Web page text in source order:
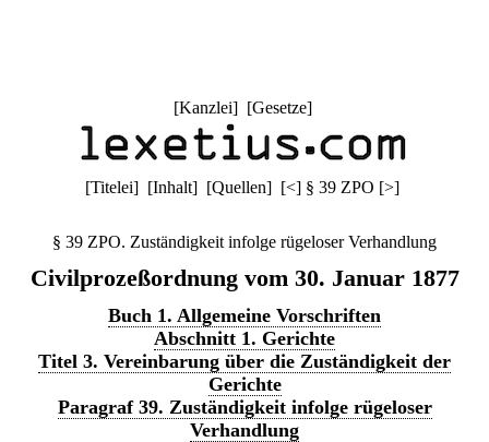
[Kanzlei] [Gesetze]
[Titelei] [Inhalt] [Quellen] [<] § 39 ZPO [>]
§ 39 ZPO. Zuständigkeit infolge rügeloser Verhandlung
Civilprozeßordnung vom 30. Januar 1877
Buch 1. Allgemeine Vorschriften
Abschnitt 1. Gerichte
Titel 3. Vereinbarung über die Zuständigkeit der
Gerichte
Paragraf 39. Zuständigkeit infolge rügeloser
Verhandlung